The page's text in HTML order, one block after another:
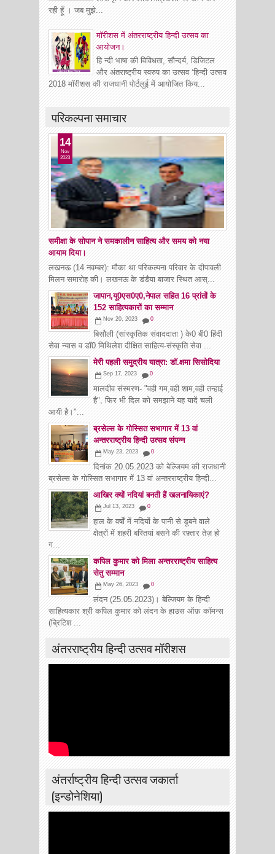
रही हूँ । जब मुझे...
मॉरीशस में अंतरराष्ट्रीय हिन्दी उत्सव का
आयोजन।
हि न्दी भाषा की विविधता, सौन्दर्य, डिजिटल
और अंतराष्ट्रीय स्वरुप का उत्सव ‘हिन्दी उत्सव
2018 मॉरीशस की राजधानी पोर्टलुई में आयोजित किय...
परिकल्पना समाचार
समीक्षा के सोपान ने समकालीन साहित्य और समय को नया
आयाम दिया।
14
Nov
2023
लखनऊ (14 नवम्बर): मौका था परिकल्पना परिवार के दीपावली
मिलन समारोह की। लखनऊ के डंडैया बाजार स्थित आस्...
जापान,यू0एस0ए0,नेपाल सहित 16 प्रांतों के
152 साहित्यकारों का सम्मान
Nov 20, 2023 0
बिसौली (सांस्कृतिक संवाददाता ) के0 बी0 हिंदी
सेवा न्यास व डॉ0 मिथिलेश दीक्षित साहित्य-संस्कृति सेवा ...
मेरी पहली समुद्रीय यात्रा: डाॅ.क्षमा सिसोदिया
Sep 17, 2023 0
मालदीव संस्मरण- "वही गम,वही शाम,वही तन्हाई
है", फिर भी दिल को समझाने यह यादें चली
आयी है।"...
ब्रसेल्स के गोस्सित सभागार में 13 वां
अन्तरराष्ट्रीय हिन्दी उत्सव संपन्न
May 23, 2023 0
दिनांक 20.05.2023 को बेल्जियम की राजधानी
ब्रसेल्स के गोस्सित सभागार में 13 वां अन्तरराष्ट्रीय हिन्दी...
आखिर क्यों नदियां बनती हैं खलनायिकाएं?
Jul 13, 2023 0
हाल के वर्षों में नदियों के पानी से डूबने वाले
क्षेत्रों में शहरी बस्तियां बसने की रफ़्तार तेज़ हो
ग...
कपिल कुमार को मिला अन्तरराष्ट्रीय साहित्य
सेतु सम्मान
May 26, 2023 0
लंदन (25.05.2023)। बेल्जियम के हिन्दी
साहित्यकार श्री कपिल कुमार को लंदन के हाउस ऑफ़ कॉमन्स
(ब्रिटिश ...
अंतरराष्ट्रीय हिन्दी उत्सव मॉरीशस
अंतर्राष्ट्रीय हिन्दी उत्सव जकार्ता
(इन्डोनेशिया)